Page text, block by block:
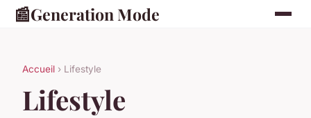
📰Generation Mode
Accueil › Lifestyle
Lifestyle